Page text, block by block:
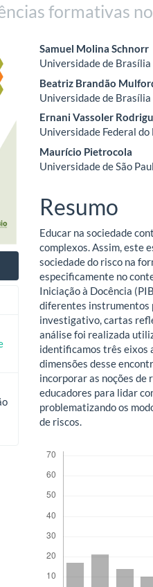
formativas
Conteúdo
do
artigo
principal
Samuel Molina Schnorr
Universidade de Brasília
Beatriz Brandão
Universidade de Brasília
Ernani Vassoler
Universidade Federal
Maurício Pietrocola
Universidade de São
Resumo
Educar na sociedade
complexos. Assim, este
sociedade do risco na
especificamente no
Iniciação à Docência
diferentes instrumentos
investigativo, cartas
análise foi realizada
identificamos três eixos
dimensões desse
incorporar as noções de
educadores para lidar
problematizando os
de riscos.